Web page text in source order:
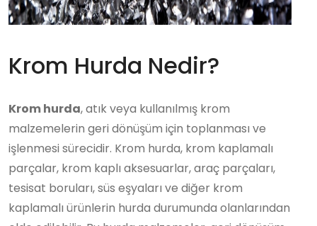
Krom Hurda Nedir?
Krom hurda, atık veya kullanılmış krom
malzemelerin geri dönüşüm için toplanması ve
işlenmesi sürecidir. Krom hurda, krom kaplamalı
parçalar, krom kaplı aksesuarlar, araç parçaları,
tesisat boruları, süs eşyaları ve diğer krom
kaplamalı ürünlerin hurda durumunda olanlarından